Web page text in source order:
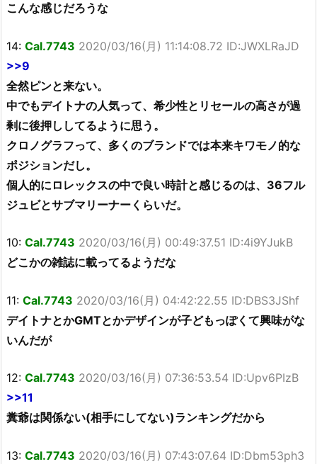
こんな感じだろうな
14: Cal.7743 2020/03/16(月) 11:14:08.72 ID:JWXLRaJD
>>9
全然ピンと来ない。
中でもデイトナの人気って、希少性とリセールの高さが過
剰に後押ししてるように思う。
クロノグラフって、多くのブランドでは本来キワモノ的な
ポジションだし。
個人的にロレックスの中で良い時計と感じるのは、36フル
ジュビとサブマリーナーくらいだ。
10: Cal.7743 2020/03/16(月) 00:49:37.51 ID:4i9YJukB
どこかの雑誌に載ってるようだな
11: Cal.7743 2020/03/16(月) 04:42:22.55 ID:DBS3JShf
デイトナとかGMTとかデザインが子どもっぽくて興味がな
いんだが
12: Cal.7743 2020/03/16(月) 07:36:53.54 ID:Upv6PIzB
>>11
糞爺は関係ない(相手にしてない)ランキングだから
13: Cal.7743 2020/03/16(月) 07:43:07.64 ID:Dbm53ph3